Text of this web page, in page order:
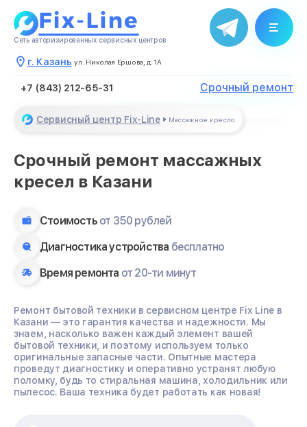
Сеть авторизированных сервисных центров
г. Казань ул. Николая Ершова, д. 1А
+7 (843) 212-65-31 Срочный ремонт
Сервисный центр Fix-Line Массажное кресло
Срочный ремонт массажных
кресел в Казани
Стоимость от 350 рублей
Диагностика устройства бесплатно
Время ремонта от 20-ти минут
Ремонт бытовой техники в сервисном центре Fix Line в
Казани — это гарантия качества и надежности. Мы
знаем, насколько важен каждый элемент вашей
бытовой техники, и поэтому используем только
оригинальные запасные части. Опытные мастера
проведут диагностику и оперативно устранят любую
поломку, будь то стиральная машина, холодильник или
пылесос. Ваша техника будет работать как новая!
Благодарим за обращение
Менеджер свяжется с Вами в
течение нескольких минут